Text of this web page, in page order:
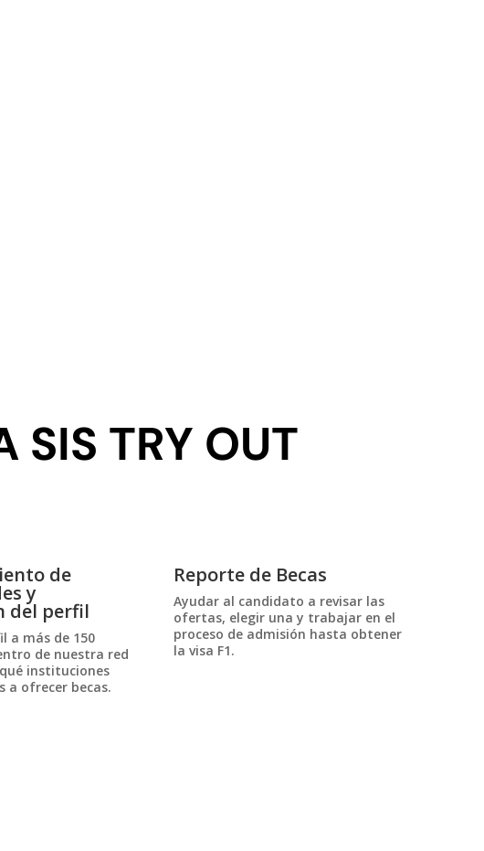
SIS TRY OUT
de
y
del perfil
a más de 150
de nuestra red
instituciones
a ofrecer becas.
Reporte de Becas
Ayudar al candidato a revisar las
ofertas, elegir una y trabajar en el
proceso de admisión hasta obtener
la visa F1.